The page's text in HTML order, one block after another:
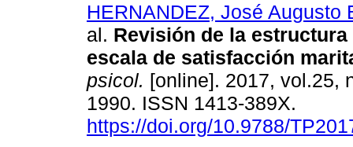
HERNANDEZ, José Augusto
al. Revisión de la
escala de satisfacción
psicol. [online]. 2017, vol.25,
1990. ISSN 1413-389X.
https://doi.org/10.9788/